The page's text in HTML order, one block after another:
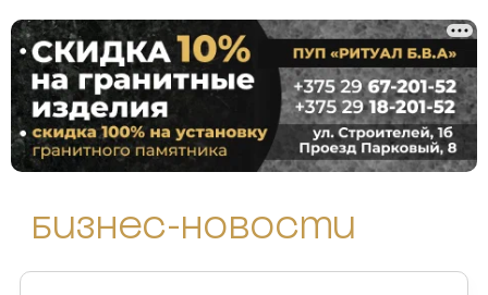
Бизнес-новости